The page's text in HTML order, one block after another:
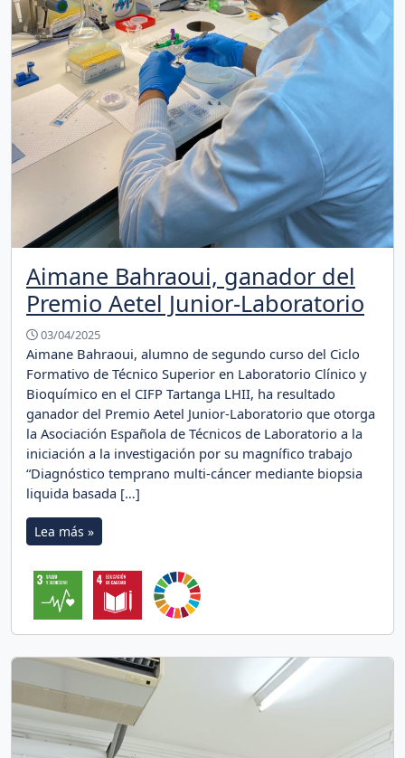
Aimane Bahraoui, ganador del
Premio Aetel Junior-Laboratorio
03/04/2025
Aimane Bahraoui, alumno de segundo curso del Ciclo
Formativo de Técnico Superior en Laboratorio Clínico y
Bioquímico en el CIFP Tartanga LHII, ha resultado
ganador del Premio Aetel Junior-Laboratorio que otorga
la Asociación Española de Técnicos de Laboratorio a la
iniciación a la investigación por su magnífico trabajo
“Diagnóstico temprano multi-cáncer mediante biopsia
liquida basada […]
Lea más »